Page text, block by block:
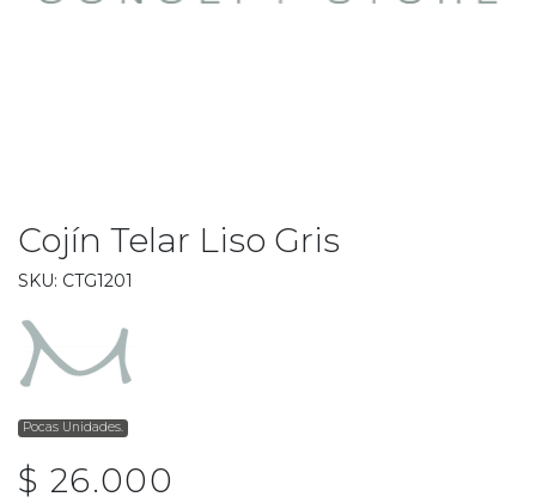
Cojín Telar Liso Gris
SKU: CTG1201
Pocas Unidades.
$ 26.000